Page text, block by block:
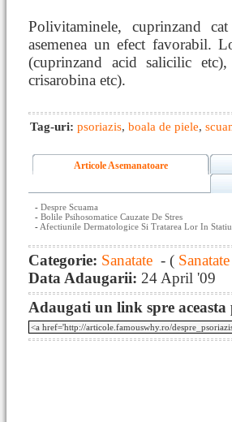
Polivitaminele, cuprinzand
asemenea un efect favorabil.
(cuprinzand acid salicilic
crisarobina etc).
Tag-uri: psoriazis, boala de piele,
Articole Asemanatoare
- Despre Scuama
- Bolile Psihosomatice Cauzate De Stres
- Afectiunile Dermatologice Si Tratarea Lor In
Categorie: Sanatate - (
Data Adaugarii: 24 April '09
Adaugati un link spre